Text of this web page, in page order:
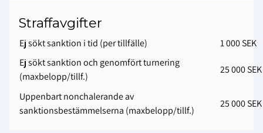
Straffavgifter
Ej sökt sanktion i tid (per tillfälle)
1 000 SEK
Ej sökt sanktion och genomfört turnering
(maxbelopp/tillf.)
25 000 SEK
Uppenbart nonchalerande av
sanktionsbestämmelserna (maxbelopp/tillf.)
25 000 SEK